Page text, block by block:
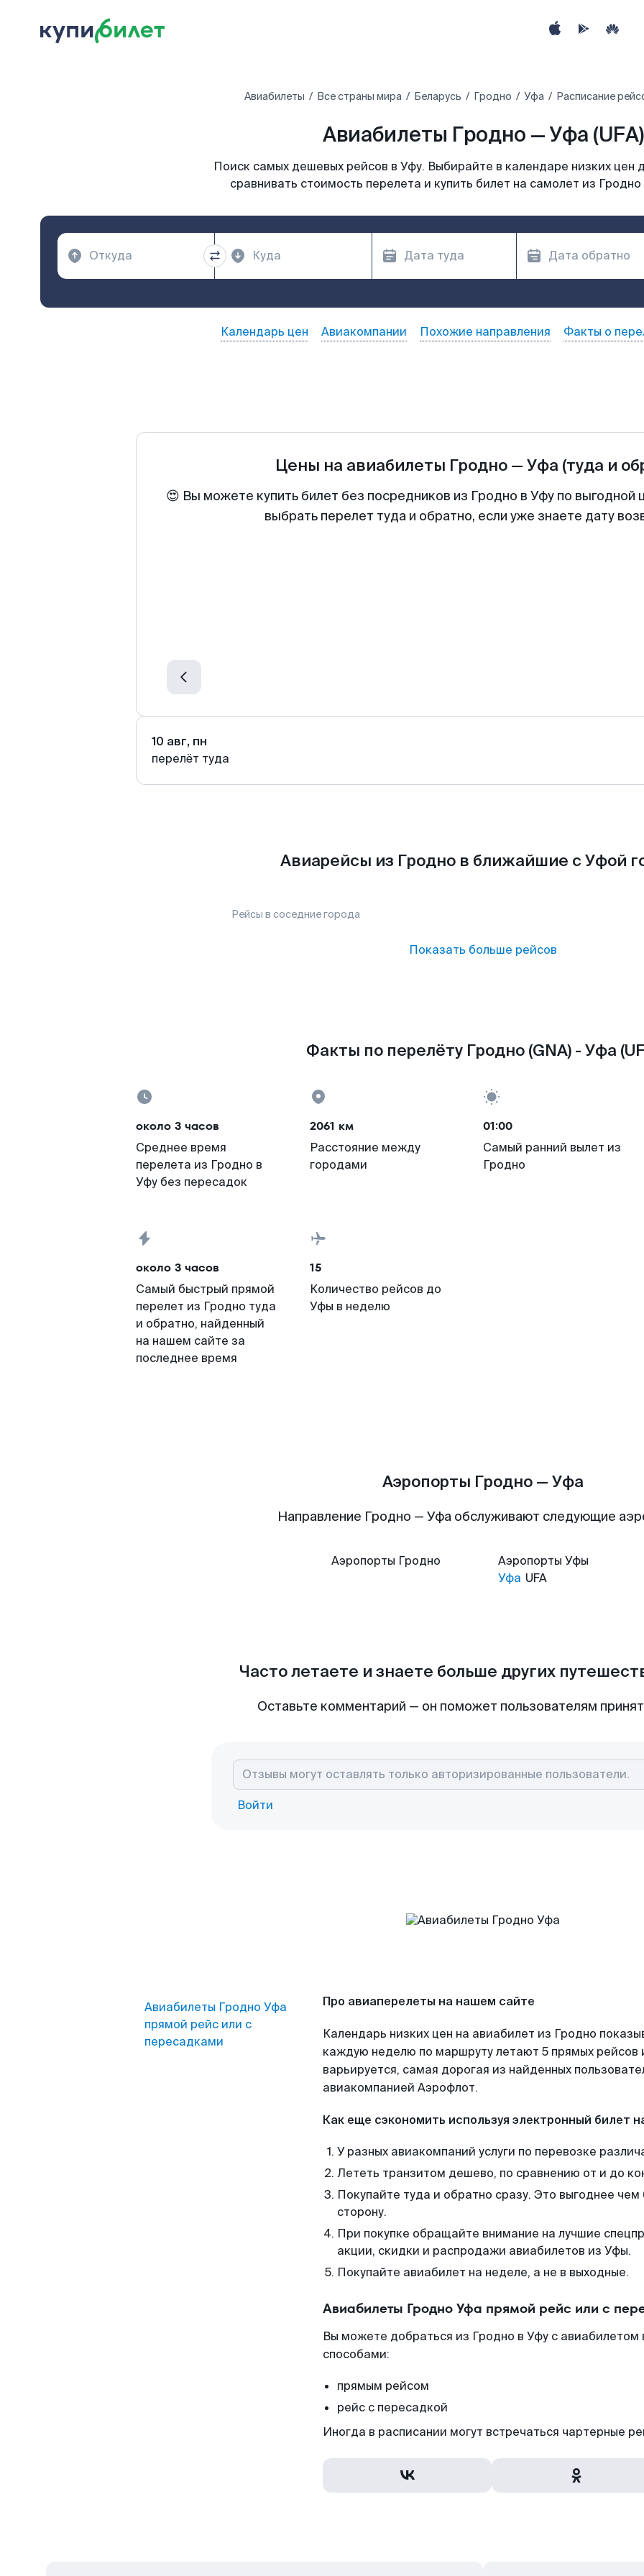
Авиабилеты Все страны мира Беларусь Гродно Уфа Расписание
Авиабилеты Гродно — Уфа (UFA)
Поиск самых дешевых рейсов в Уфу. Выбирайте в календаре низких цен
сравнивать стоимость перелета и купить билет на самолет из
Календарь цен Авиакомпании Похожие направления Факты о
Цены на авиабилеты Гродно — Уфа (туда и
😍 Вы можете купить билет без посредников из Гродно в Уфу по
выбрать перелет туда и обратно, если уже знаете дату
10 авг, пн
перелёт туда
Авиарейсы из Гродно в ближайшие с Уфой
Рейсы в соседние города
Показать больше рейсов
Факты по перелёту Гродно (GNA) - Уфа
около 3 часов
Среднее время
перелета из Гродно в
Уфу без пересадок
2061 км
Расстояние между
городами
01:00
Самый ранний вылет из
Гродно
около 3 часов
Самый быстрый прямой
перелет из Гродно туда
и обратно, найденный
на нашем сайте за
последнее время
15
Количество рейсов до
Уфы в неделю
Аэропорты Гродно — Уфа
Направление Гродно — Уфа обслуживают следующие
Аэропорты Гродно Аэропорты Уфы
Уфа UFA
Часто летаете и знаете больше других
Оставьте комментарий — он поможет пользователям
Войти
Авиабилеты Гродно Уфа
прямой рейс или с
пересадками
Про авиаперелеты на нашем сайте
Календарь низких цен на авиабилет из Гродно
каждую неделю по маршруту летают 5 прямых рейсов
варьируется, самая дорогая из найденных
авиакомпанией Аэрофлот.
Как еще сэкономить используя электронный билет
У разных авиакомпаний услуги по перевозке
Лететь транзитом дешево, по сравнению от и до
Покупайте туда и обратно сразу. Это выгоднее
сторону.
При покупке обращайте внимание на лучшие
акции, скидки и распродажи авиабилетов из Уфы.
Покупайте авиабилет на неделе, а не в выходные.
Авиабилеты Гродно Уфа прямой рейс или с
Вы можете добраться из Гродно в Уфу с авиабилетом
способами:
прямым рейсом
рейс с пересадкой
Иногда в расписании могут встречаться чартерные